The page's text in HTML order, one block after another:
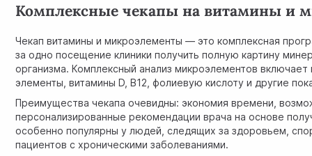
Комплексные чекапы на витамины и
Чекап витамины и микроэлементы — это комплексная
за одно посещение клиники получить полную картину
организма. Комплексный анализ микроэлементов
элементы, витамины D, B12, фолиевую кислоту и другие
Преимущества чекапа очевидны: экономия времени,
персонализированные рекомендации врача на основе
особенно популярны у людей, следящих за здоровьем,
пациентов с хроническими заболеваниями.